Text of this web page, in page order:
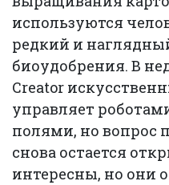
используются
редкий и
биоудобрения. В
Creator
управляет
полями, но вопрос
снова остается
интересны, но они